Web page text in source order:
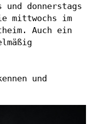
donnerstags
mittwochs im
Auch ein
und